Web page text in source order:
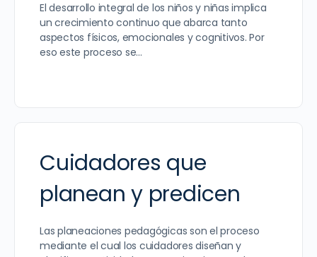
El desarrollo integral de los niños y niñas implica
un crecimiento continuo que abarca tanto
aspectos físicos, emocionales y cognitivos. Por
eso este proceso se…
Cuidadores que
planean y predicen
Las planeaciones pedagógicas son el proceso
mediante el cual los cuidadores diseñan y